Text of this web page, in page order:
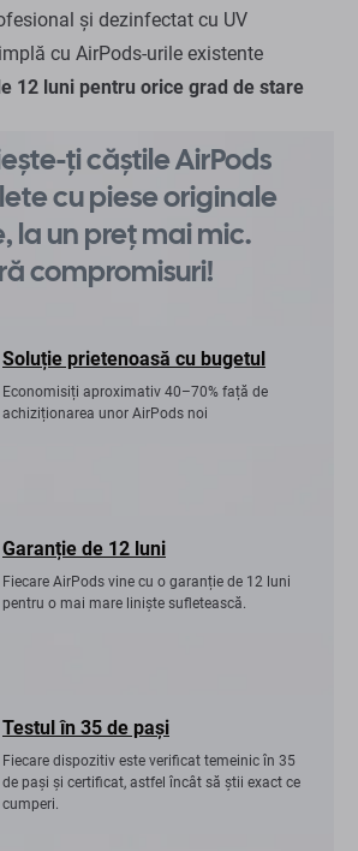
și dezinfectat cu UV
cu AirPods-urile existente
12 luni pentru orice grad de stare
ți căștile AirPods
cu piese originale
la un preț mai mic.
compromisuri!
Soluție prietenoasă cu bugetul
Economisiți aproximativ 40–70% față de
achiziționarea unor AirPods noi
Garanție de 12 luni
Fiecare AirPods vine cu o garanție de 12 luni
pentru o mai mare liniște sufletească.
Testul în 35 de pași
Fiecare dispozitiv este verificat temeinic în 35
de pași și certificat, astfel încât să știi exact ce
cumperi.